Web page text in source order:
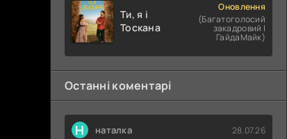
Ти, я і
Тоскана
Оновлення
(Багатоголосий
закадровий |
ГайдаМайк)
Останні коментарі
Н наталка 28.07.26